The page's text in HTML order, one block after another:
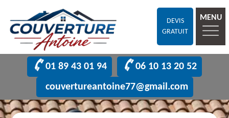
DEVIS
GRATUIT
MENU
01 89 43 01 94
06 10 13 20 52
couvertureantoine77@gmail.com